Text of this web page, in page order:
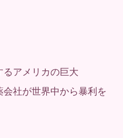
るアメリカの巨大
会社が世界中から暴利を